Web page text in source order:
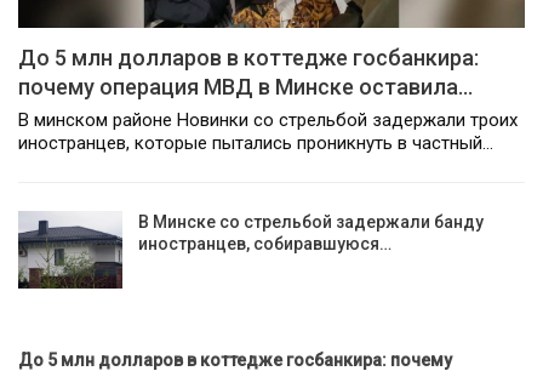
До 5 млн долларов в коттедже госбанкира:
почему операция МВД в Минске оставила…
В минском районе Новинки со стрельбой задержали троих
иностранцев, которые пытались проникнуть в частный…
В Минске со стрельбой задержали банду
иностранцев, собиравшуюся…
До 5 млн долларов в коттедже госбанкира: почему